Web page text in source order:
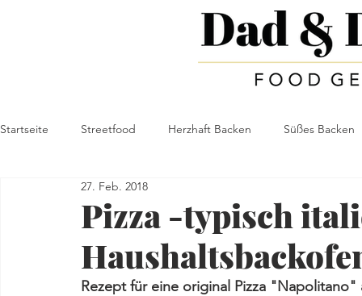
Startseite Streetfood Herzhaft Backen Süßes Backen
Food Geschichten
Pizza -typisch
27. Feb. 2018
Rezept für eine original Pizza